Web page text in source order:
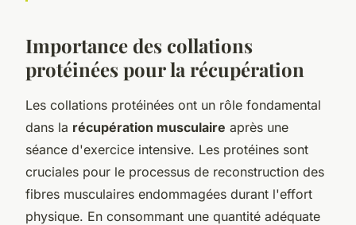
Importance des collations
protéinées pour la récupération
Les collations protéinées ont un rôle fondamental
dans la récupération musculaire après une
séance d'exercice intensive. Les protéines sont
cruciales pour le processus de reconstruction des
fibres musculaires endommagées durant l'effort
physique. En consommant une quantité adéquate